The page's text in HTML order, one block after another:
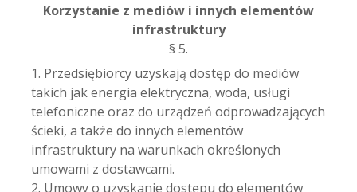
Korzystanie z mediów i innych elementów
infrastruktury
§ 5.
1. Przedsiębiorcy uzyskają dostęp do mediów
takich jak energia elektryczna, woda, usługi
telefoniczne oraz do urządzeń odprowadzających
ścieki, a także do innych elementów
infrastruktury na warunkach określonych
umowami z dostawcami.
2. Umowy o uzyskanie dostępu do elementów